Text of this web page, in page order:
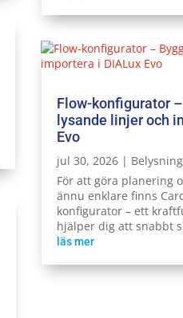
Flow-konfigurator
lysande linjer och
Evo
jul 30, 2026| Belysning
För att göra planering
ännu enklare finns
konfigurator – ett
hjälper dig att snabbt
läs mer